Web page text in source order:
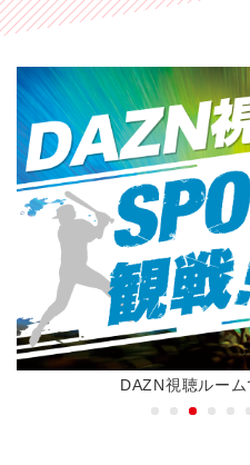
DAZN視聴ルーム